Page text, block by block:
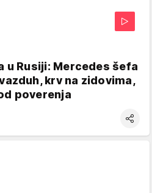
u Rusiji: Mercedes šefa
krv na zidovima,
poverenja